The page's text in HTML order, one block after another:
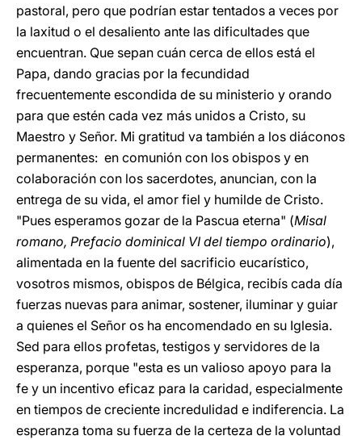
pastoral, pero que podrían estar tentados a veces por
la laxitud o el desaliento ante las dificultades que
encuentran. Que sepan cuán cerca de ellos está el
Papa, dando gracias por la fecundidad
frecuentemente escondida de su ministerio y orando
para que estén cada vez más unidos a Cristo, su
Maestro y Señor. Mi gratitud va también a los diáconos
permanentes: en comunión con los obispos y en
colaboración con los sacerdotes, anuncian, con la
entrega de su vida, el amor fiel y humilde de Cristo.
"Pues esperamos gozar de la Pascua eterna" (Misal
romano, Prefacio dominical VI del tiempo ordinario),
alimentada en la fuente del sacrificio eucarístico,
vosotros mismos, obispos de Bélgica, recibís cada día
fuerzas nuevas para animar, sostener, iluminar y guiar
a quienes el Señor os ha encomendado en su Iglesia.
Sed para ellos profetas, testigos y servidores de la
esperanza, porque "esta es un valioso apoyo para la
fe y un incentivo eficaz para la caridad, especialmente
en tiempos de creciente incredulidad e indiferencia. La
esperanza toma su fuerza de la certeza de la voluntad